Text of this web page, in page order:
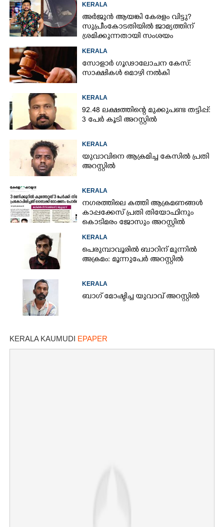
KERALA
അർജുൻ ആയങ്കി കേരളം വിട്ടു?
സുപ്രീംകോടതിയിൽ ജാമ്യത്തിന്
ശ്രമിക്കുന്നതായി സംശയം
KERALA
സോളാർ ഗൂഢാലോചന കേസ്:
സാക്ഷികൾ മൊഴി നൽകി
KERALA
92.48 ലക്ഷത്തിന്റെ മുക്കുപണ്ട തട്ടിപ്പ്:
3 പേർ കൂടി അറസ്റ്റിൽ
KERALA
യുവാവിനെ ആക്രമിച്ച കേസിൽ പ്രതി
അറസ്റ്റിൽ
KERALA
നഗരത്തിലെ കത്തി ആക്രമണങ്ങൾ
കാപ്പക്കേസ് പ്രതി തിയോഫിനും
കൊടിമരം ജോസും അറസ്റ്റിൽ
KERALA
പെരുമ്പാവൂരിൽ ബാറിന് മുന്നിൽ
അക്രമം: മൂന്നുപേർ അറസ്റ്റിൽ
KERALA
ബാഗ് മോഷ്ടിച്ച യുവാവ് അറസ്റ്റിൽ
KERALA KAUMUDI EPAPER